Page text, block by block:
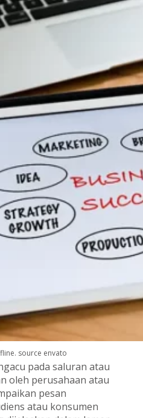
source envato
pada saluran atau
oleh perusahaan atau
pesan
atau konsumen